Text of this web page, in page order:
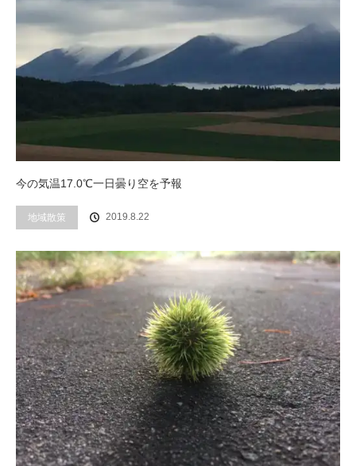
今の気温17.0℃一日曇り空を予報
地域散策 2019.8.22